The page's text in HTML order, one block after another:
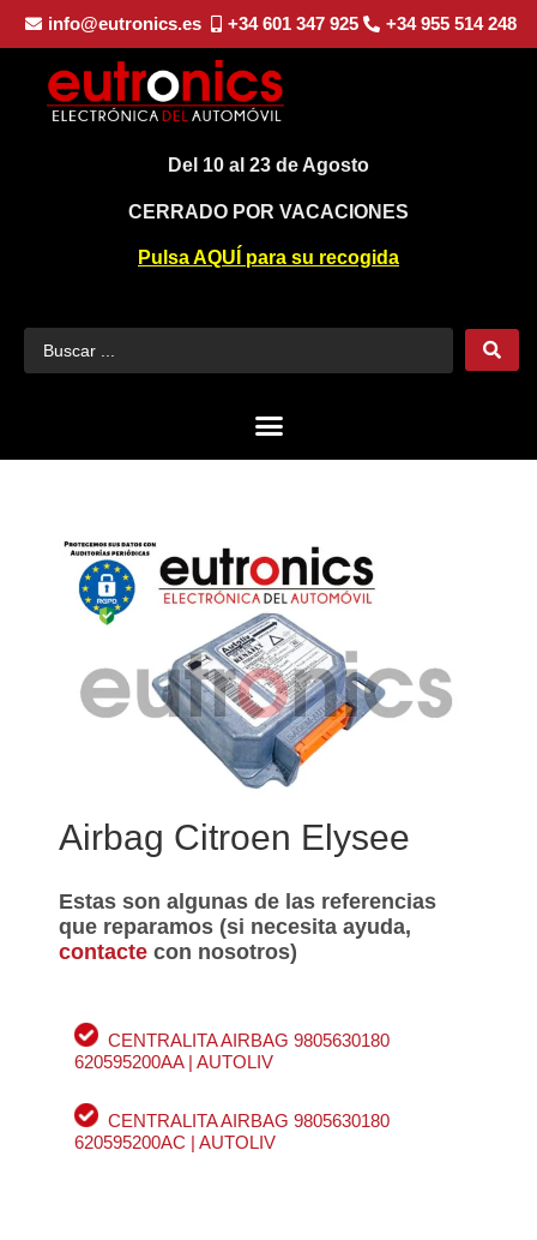
info@eutronics.es +34 601 347 925 +34 955 514 248
Del 10 al 23 de Agosto
CERRADO POR VACACIONES
Pulsa AQUÍ para su recogida
Airbag Citroen Elysee
Estas son algunas de las referencias
que reparamos (si necesita ayuda,
contactecon nosotros)
CENTRALITA AIRBAG 9805630180
620595200AA | AUTOLIV
CENTRALITA AIRBAG 9805630180
620595200AC | AUTOLIV